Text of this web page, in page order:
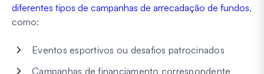
diferentes tipos de campanhas de arrecadação de fundos,
como:
Eventos esportivos ou desafios patrocinados
Campanhas de financiamento correspondente